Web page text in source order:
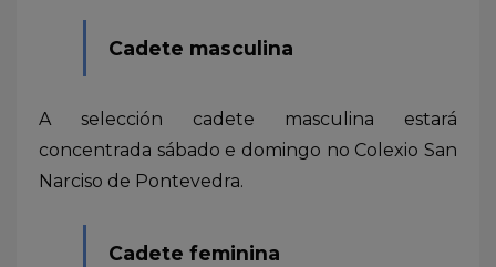
Cadete masculina
A selección cadete masculina estará
concentrada sábado e domingo no Colexio San
Narciso de Pontevedra.
Cadete feminina